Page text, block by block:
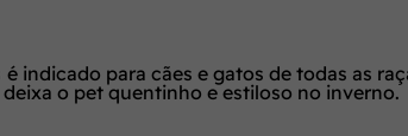
é indicado para cães e gatos de todas as
o pet quentinho e estiloso no inverno.